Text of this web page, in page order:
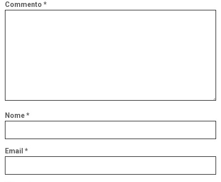
Commento *
Nome*
Email *